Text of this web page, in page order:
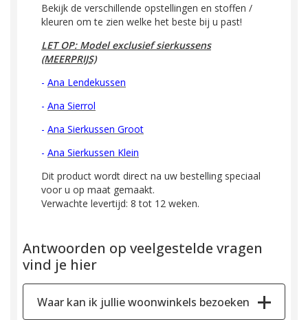
Bekijk de verschillende opstellingen en stoffen /
kleuren om te zien welke het beste bij u past!
LET OP: Model exclusief sierkussens
(MEERPRIJS)
- Ana Lendekussen
- Ana Sierrol
- Ana Sierkussen Groot
- Ana Sierkussen Klein
Dit product wordt direct na uw bestelling speciaal
voor u op maat gemaakt.
Verwachte levertijd: 8 tot 12 weken.
Antwoorden op veelgestelde vragen
vind je hier
Waar kan ik jullie woonwinkels bezoeken